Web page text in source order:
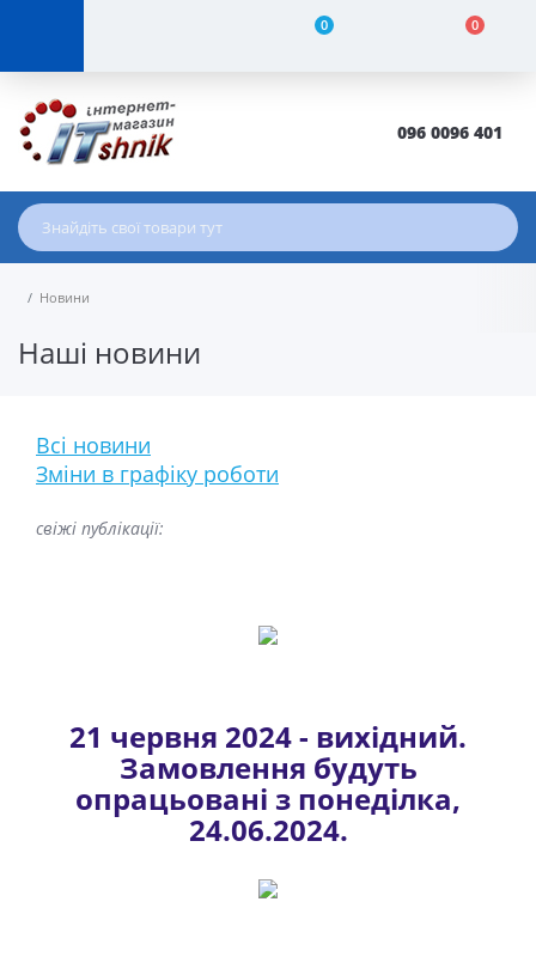
0 0
096 0096 401
Новини
Наші новини
Всі новини
Зміни в графіку роботи
свіжі публікації:
21 червня 2024 - вихідний.
Замовлення будуть
опрацьовані з понеділка,
24.06.2024.